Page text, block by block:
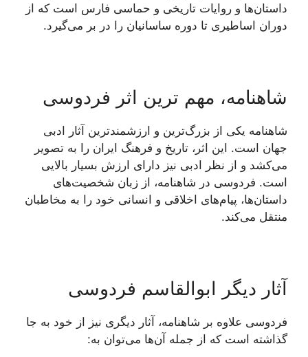
داستان‌ها و روایات تاریخی و حماسی فارس است که از
دوران اساطیری تا دوره ساسانیان را در بر می‌گیرد.
شاهنامه، مهم ترین اثر فردوسی
شاهنامه یکی از بزرگ‌ترین و ارزشمندترین آثار ادبی
جهان است. این اثر، تاریخ و فرهنگ ایران را به تصویر
می‌کشد و از نظر ادبی نیز دارای ارزش بسیار بالایی
است. فردوسی در شاهنامه، از زبان شخصیت‌های
داستان‌ها، پیام‌های اخلاقی و انسانی خود را به مخاطبان
منتقل می‌کند.
آثار دیگر ابوالقاسم فردوسی
فردوسی علاوه بر شاهنامه، آثار دیگری نیز از خود به جا
گذاشته است که از جمله آن‌ها می‌توان به: